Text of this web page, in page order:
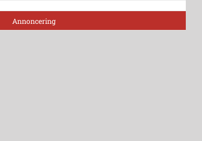
Annoncering